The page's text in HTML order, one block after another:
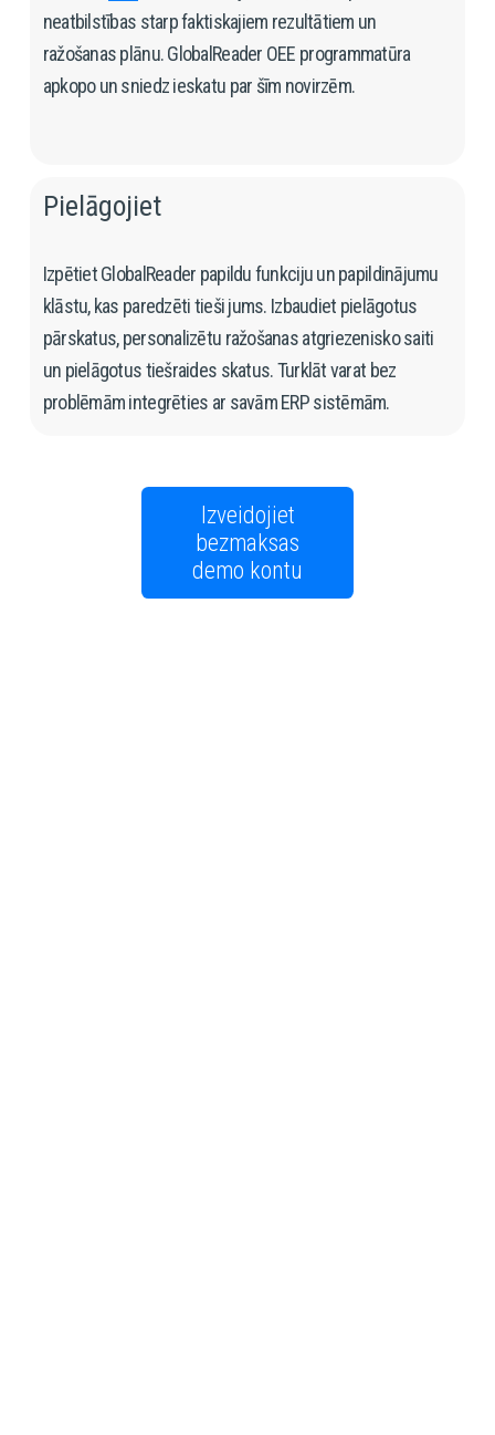
neatbilstības starp faktiskajiem rezultātiem un
ražošanas plānu. GlobalReader OEE programmatūra
apkopo un sniedz ieskatu par šīm novirzēm.
Pielāgojiet
Izpētiet GlobalReader papildu funkciju un papildinājumu
klāstu, kas paredzēti tieši jums. Izbaudiet pielāgotus
pārskatus, personalizētu ražošanas atgriezenisko saiti
un pielāgotus tiešraides skatus. Turklāt varat bez
problēmām integrēties ar savām ERP sistēmām.
Izveidojiet
bezmaksas
demo kontu